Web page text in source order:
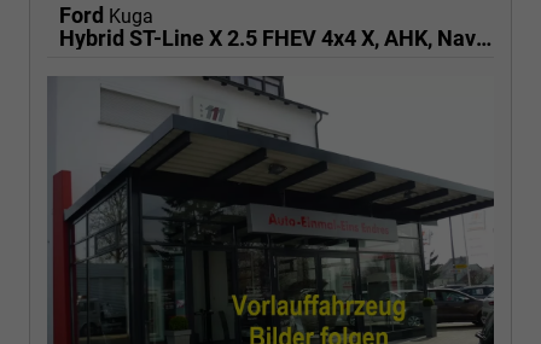
Ford Kuga
Hybrid ST-Line X 2.5 FHEV 4x4 X, AHK, Navi, AreaView, Sound, Side, el. Klappe, Winter, 5 J.-Garantie